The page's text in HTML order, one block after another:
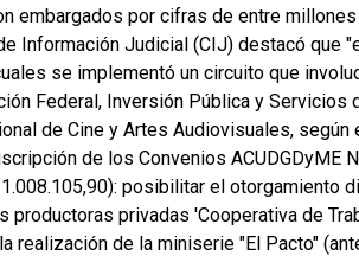
embargados por cifras de entre
Información Judicial (CIJ) destacó que
se implementó un circuito que
Federal, Inversión Pública y Servicios
de Cine y Artes Audiovisuales,
de los Convenios ACUDGDyME
posibilitar el otorgamiento
productoras privadas 'Cooperativa de
realización de la miniserie "El Pacto"